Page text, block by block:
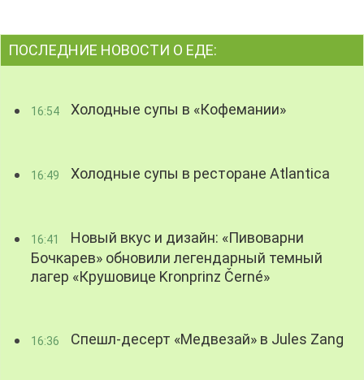
ПОСЛЕДНИЕ НОВОСТИ О ЕДЕ:
16:54 Холодные супы в «Кофемании»
16:49 Холодные супы в ресторане Atlantica
16:41
Новый вкус и дизайн: «Пивоварни
Бочкарев» обновили легендарный темный
лагер «Крушовице Kronprinz Černé»
16:36 Спешл-десерт «Медвезай» в Jules Zang